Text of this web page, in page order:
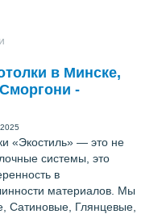
в Минске,
-
«Экостиль» — это не
системы, это
в
материалов. Мы
Сатиновые, Глянцевые,